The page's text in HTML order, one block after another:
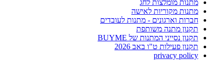
מתנות מומלצות לחג
מתנות מקוריות לאישה
חברות וארגונים - מתנות לעובדים
תקנון מתנה משותפת
תקנון נסייני המתנות של BUYME
תקנון פעילות ט"ו באב 2026
privacy policy